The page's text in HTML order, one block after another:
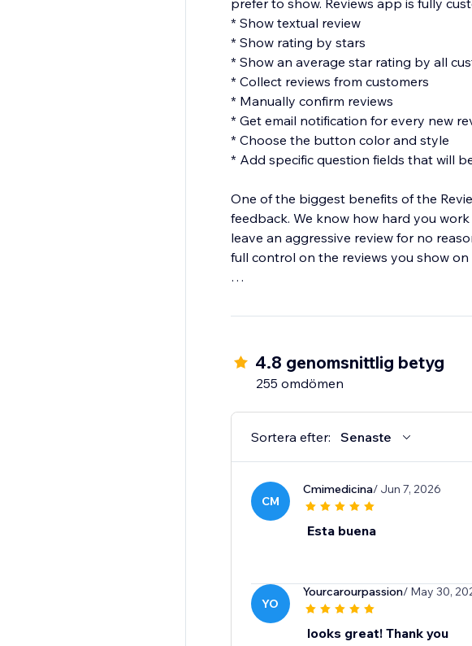
prefer to show. Reviews app is fully
* Show textual review
* Show rating by stars
* Show an average star rating by all
* Collect reviews from customers
* Manually confirm reviews
* Get email notification for every new
* Choose the button color and style
* Add specific question fields that will
One of the biggest benefits of the
feedback. We know how hard you
leave an aggressive review for no
full control on the reviews you show on
and not just for a particular item.
4.8 genomsnittlig betyg
255 omdömen
Sortera efter: Senaste
CM
Cmimedicina/ Jun 7, 2026
Esta buena
YO
Yourcarourpassion/ May 30,
looks great! Thank you